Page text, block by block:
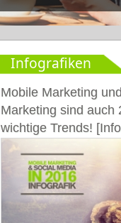
Infografiken
Mobile Marketing
Marketing sind auch
wichtige Trends!